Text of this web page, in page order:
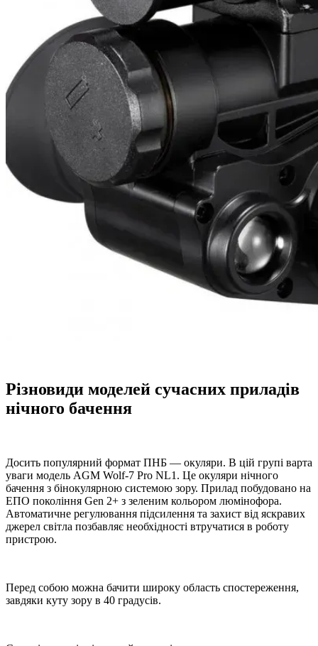
Різновиди моделей сучасних приладів
нічного бачення
Досить популярний формат ПНБ — окуляри. В цій групі варта
уваги модель AGM Wolf-7 Pro NL1. Це окуляри нічного
бачення з бінокулярною системою зору. Прилад побудовано на
ЕПО покоління Gen 2+ з зеленим кольором люмінофора.
Автоматичне регулювання підсилення та захист від яскравих
джерел світла позбавляє необхідності втручатися в роботу
пристрою.
Перед собою можна бачити широку область спостереження,
завдяки куту зору в 40 градусів.